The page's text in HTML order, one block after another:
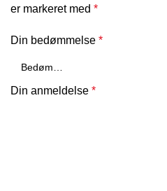
er markeret med *
Din bedømmelse *
Din anmeldelse *